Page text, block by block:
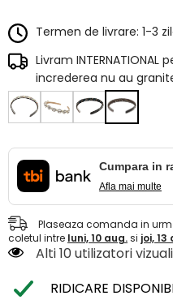
Termen de livrare: 1-3
Livram
increderea nu au
Cumpara in
Afla mai multe
Plaseaza comanda in
coletul intre luni, 10 aug.si joi, 13
Alti 10 utilizatori
RIDICARE